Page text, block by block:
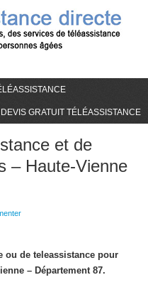
DEVIS GRATUIT TÉLÉASSISTANCE
et de
– Haute-Vienne
ou de teleassistance pour
– Département 87.